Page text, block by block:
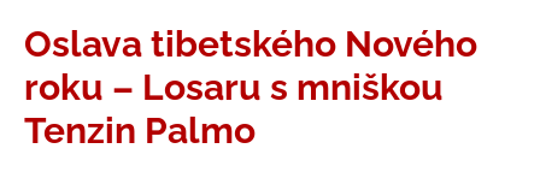
Oslava tibetského Nového
roku – Losaru s mniškou
Tenzin Palmo